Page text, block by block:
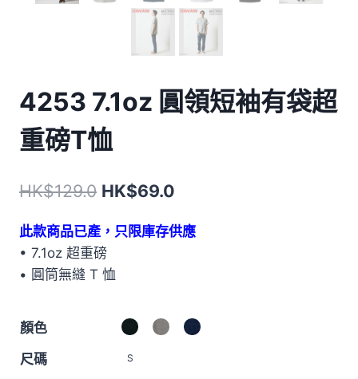
4253 7.1oz 圓領短袖有袋超
重磅T恤
HK$129.0 原
價
格：
HK$69.0
價
此款商品已產，只限庫存供應
• 7.1oz 超重磅
• 圓筒無縫 T 恤
顏色
尺碼
S